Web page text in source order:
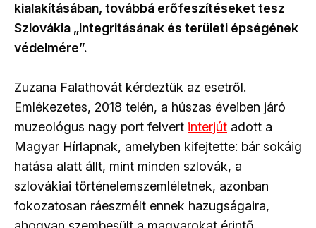
kialakításában, továbbá erőfeszítéseket tesz
Szlovákia „integritásának és területi épségének
védelmére”.
Zuzana Falathovát kérdeztük az esetről.
Emlékezetes, 2018 telén, a húszas éveiben járó
muzeológus nagy port felvert interjút adott a
Magyar Hírlapnak, amelyben kifejtette: bár sokáig
hatása alatt állt, mint minden szlovák, a
szlovákiai történelemszemléletnek, azonban
fokozatosan ráeszmélt ennek hazugságaira,